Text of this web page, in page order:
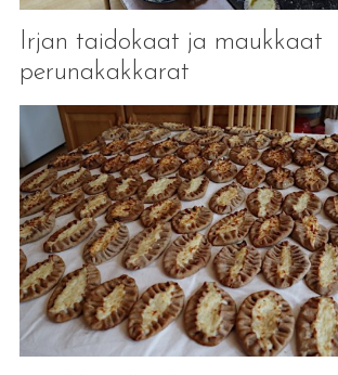
Irjan taidokaat ja maukkaat
perunakakkarat